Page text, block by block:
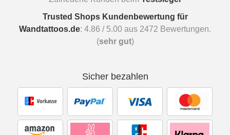
Trusted Shops Kundenbewertung für
Wandtattoos.de: 4.86 / 5.00 aus 2472 Bewertungen.
(sehr gut)
Sicher bezahlen